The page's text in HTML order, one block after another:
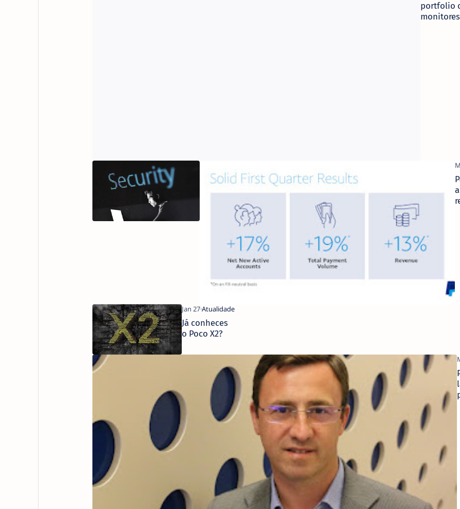
portfolio
monitores
50 Piores
Já conheces
o Poco X2?